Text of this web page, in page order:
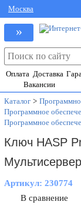
Москва
»
Оплата Доставка
Вакансии
Каталог >
Программное
Программное
Ключ HASP
Артикул:230774
В сравнение